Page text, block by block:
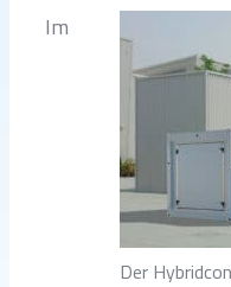
Der
Im